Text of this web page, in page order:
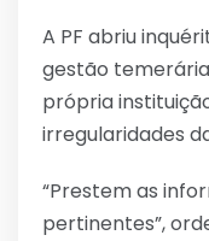
A PF abriu
gestão temerária
própria
irregularidades
“Prestem as
pertinentes”,